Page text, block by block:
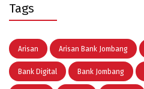
Tags
Arisan Arisan Bank Jombang
Bank Digital Bank Jombang